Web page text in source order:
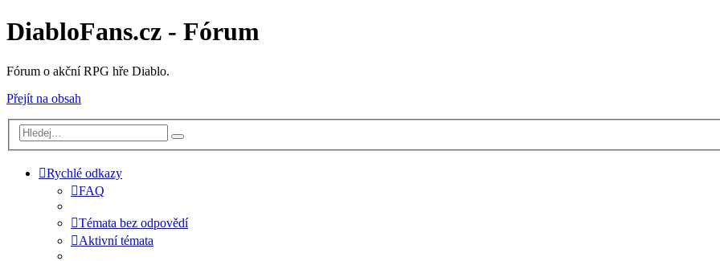
DiabloFans.cz - Fórum
Fórum o akční RPG hře Diablo.
Přejít na obsah
Rychlé odkazy
FAQ
Témata bez odpovědí
Aktivní témata